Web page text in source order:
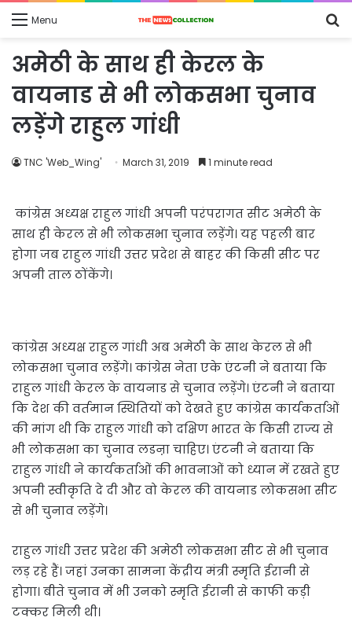
Menu
अमेठी के साथ ही केरल के
वायनाड से भी लोकसभा चुनाव
लड़ेंगे राहुल गांधी
TNC 'Web_Wing' March 31, 2019 1 minute read
कांग्रेस अध्यक्ष राहुल गांधी अपनी परंपरागत सीट अमेठी के
साथ ही केरल से भी लोकसभा चुनाव लड़ेंगे। यह पहली बार
होगा जब राहुल गांधी उत्तर प्रदेश से बाहर की किसी सीट पर
अपनी ताल ठोंकेंगे।
कांग्रेस अध्यक्ष राहुल गांधी अब अमेठी के साथ केरल से भी
लोकसभा चुनाव लड़ेंगे। कांग्रेस नेता एके एंटनी ने बताया कि
राहुल गांधी केरल के वायनाड से चुनाव लड़ेंगे। एंटनी ने बताया
कि देश की वर्तमान स्थितियों को देखते हुए कांग्रेस कार्यकर्ताओं
की मांग थी कि राहुल गांधी को दक्षिण भारत के किसी राज्य से
भी लोकसभा का चुनाव लडऩा चाहिए। एंटनी ने बताया कि
राहुल गांधी ने कार्यकर्ताओं की भावनाओं को ध्यान में रखते हुए
अपनी स्वीकृति दे दी और वो केरल की वायनाड लोकसभा सीट
से भी चुनाव लड़ेंगे।
राहुल गांधी उत्तर प्रदेश की अमेठी लोकसभा सीट से भी चुनाव
लड़ रहे हैं। जहां उनका सामना केंद्रीय मंत्री स्मृति ईरानी से
होगा। बीते चुनाव में भी उनको स्मृति ईरानी से काफी कड़ी
टक्कर मिली थी।